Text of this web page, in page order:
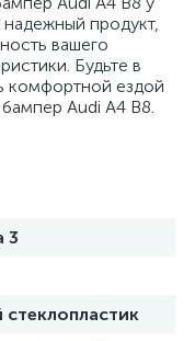
надежный продукт,
вашего
Будьте в
комфортной ездой
Audi A4 B8.
3
стеклопластик